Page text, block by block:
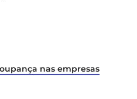
nas empresas